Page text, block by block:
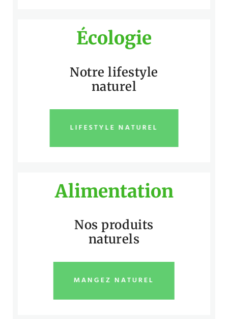
Écologie
Notre lifestyle
naturel
LIFESTYLE NATUREL
Alimentation
Nos produits
naturels
MANGEZ NATUREL